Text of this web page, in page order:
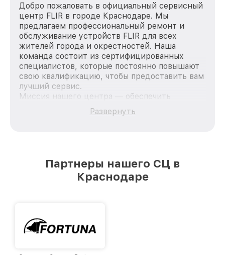
Добро пожаловать в официальный сервисный
центр FLIR в городе Краснодаре. Мы
предлагаем профессиональный ремонт и
обслуживание устройств FLIR для всех
жителей города и окрестностей. Наша
команда состоит из сертифицированных
специалистов, которые постоянно повышают
свою квалификацию, чтобы предоставить вам
лучший сервис.
Миссия нашего центра — обеспечить
качественный и доступный ремонт для
каждого пользователя продукции FLIR, вне
лучшим сервисным центром FLIR в городе
Краснодаре, постоянно повышая уровень
Развернуть
Партнеры нашего СЦ в
Краснодаре